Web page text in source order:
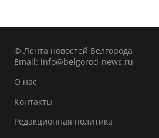
© Лента новостей Белгорода
Email: info@belgorod-news.ru
О нас
Контакты
Редакционная политика